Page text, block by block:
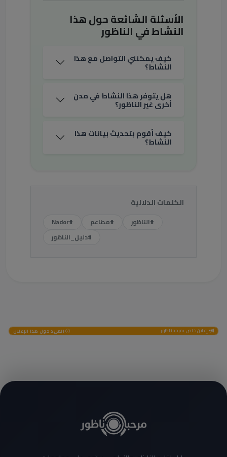
الأسئلة الشائعة حول هذا
النشاط في الناظور
كيف يمكنني التواصل مع هذا
النشاط؟
هل يتوفر هذا النشاط في مدن
أخرى غير الناظور؟
كيف أقوم بتحديث بيانات هذا
النشاط؟
الكلمات الدلالية
#الناظور #مطاعم
#Nador
#دليل_الناظور
إعلان خاص بمرحباناظور المزيد حول هذا الإعلان